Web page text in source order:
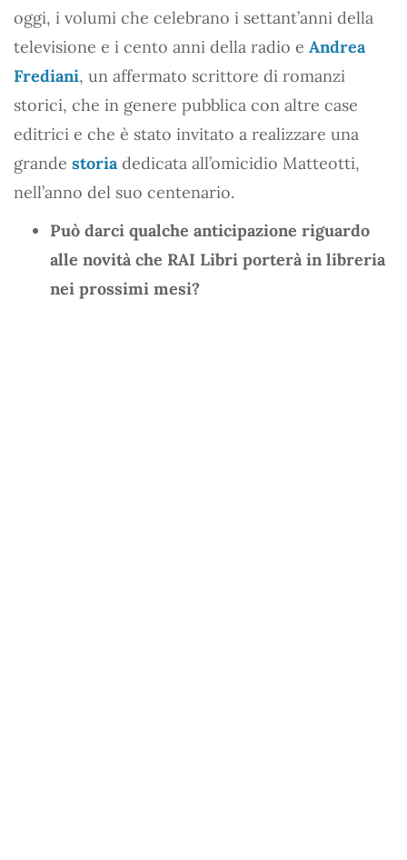
oggi, i volumi che celebrano i settant’anni della
televisione e i cento anni della radio e Andrea
Frediani, un affermato scrittore di romanzi
storici, che in genere pubblica con altre case
editrici e che è stato invitato a realizzare una
grande storiadedicata all’omicidio Matteotti,
nell’anno del suo centenario.
Può darci qualche anticipazione riguardo
alle novità che RAI Libri porterà in libreria
nei prossimi mesi?